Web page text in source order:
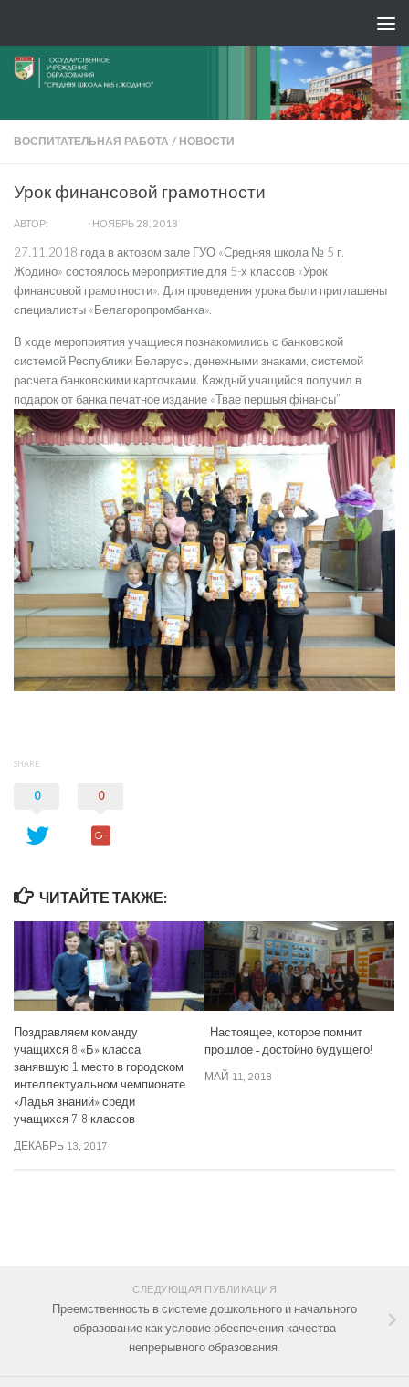
ВОСПИТАТЕЛЬНАЯ РАБОТА / НОВОСТИ
Урок финансовой грамотности
АВТОР: · НОЯБРЬ 28, 2018
27.11.2018 года в актовом зале ГУО «Средняя школа № 5 г.
Жодино» состоялось мероприятие для 5-х классов «Урок
финансовой грамотности». Для проведения урока были приглашены
специалисты «Белагоропромбанка».
В ходе мероприятия учащиеся познакомились с банковской
системой Республики Беларусь, денежными знаками, системой
расчета банковскими карточками. Каждый учащийся получил в
подарок от банка печатное издание «Твае першыя фінансы”
SHARE
0 0
ЧИТАЙТЕ ТАКЖЕ:
Поздравляем команду
учащихся 8 «Б» класса,
занявшую 1 место в городском
интеллектуальном чемпионате
«Ладья знаний» среди
учащихся 7-8 классов
ДЕКАБРЬ 13, 2017
Настоящее, которое помнит
прошлое ˗ достойно будущего!
МАЙ 11, 2018
СЛЕДУЮЩАЯ ПУБЛИКАЦИЯ
Преемственность в системе дошкольного и начального
образование как условие обеспечения качества
непрерывного образования.